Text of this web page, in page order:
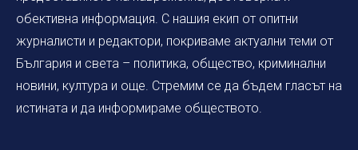
обективна информация. С нашия екип от опитни
журналисти и редактори, покриваме актуални теми от
България и света – политика, общество, криминални
новини, култура и още. Стремим се да бъдем гласът на
истината и да информираме обществото.